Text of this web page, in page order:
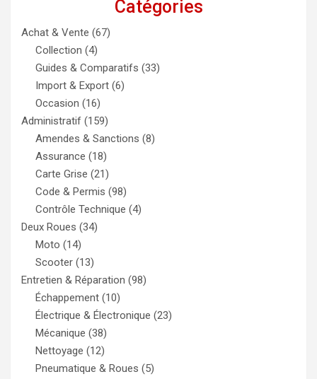
Catégories
Achat & Vente (67)
Collection (4)
Guides & Comparatifs (33)
Import & Export (6)
Occasion (16)
Administratif (159)
Amendes & Sanctions (8)
Assurance (18)
Carte Grise (21)
Code & Permis (98)
Contrôle Technique (4)
Deux Roues (34)
Moto (14)
Scooter (13)
Entretien & Réparation (98)
Échappement (10)
Électrique & Électronique (23)
Mécanique (38)
Nettoyage (12)
Pneumatique & Roues (5)